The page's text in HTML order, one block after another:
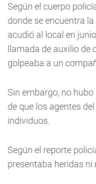
Según el cuerpo
donde se encuentra
acudió al local en
llamada de auxilio de
golpeaba a un
Sin embargo, no
de que los agentes
individuos.
Según el reporte
presentaba heridas ni